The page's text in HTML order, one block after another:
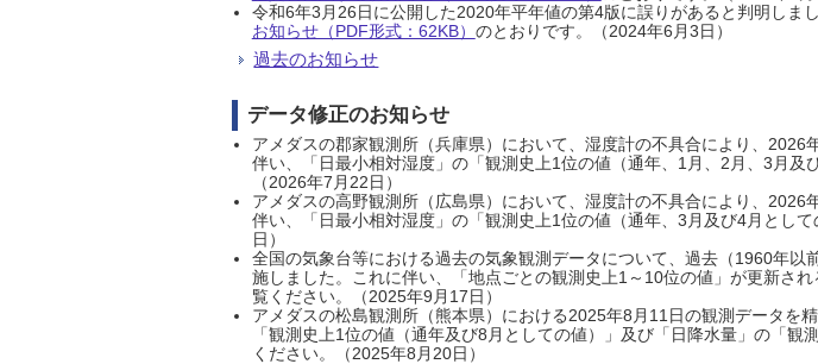
令和6年3月26日に公開した2020年平年値の第4版に誤りがあると判明しま
お知らせ（PDF形式：62KB） のとおりです。（2024年6月3日）
過去のお知らせ
データ修正のお知らせ
アメダスの郡家観測所（兵庫県）において、湿度計の不具合により、
伴い、「日最小相対湿度」の「観測史上1位の値（通年、1月、2月、3月及
（2026年7月22日）
アメダスの高野観測所（広島県）において、湿度計の不具合により、
伴い、「日最小相対湿度」の「観測史上1位の値（通年、3月及び4月とし
日）
全国の気象台等における過去の気象観測データについて、過去（1960年
施しました。これに伴い、「地点ごとの観測史上1～10位の値」が更新さ
覧ください。（2025年9月17日）
アメダスの松島観測所（熊本県）における2025年8月11日の観測データを
「観測史上1位の値（通年及び8月としての値）」及び「日降水量」の「
ください。（2025年8月20日）